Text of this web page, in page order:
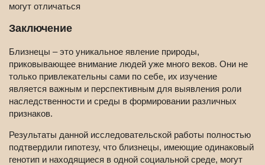
могут отличаться
Заключение
Близнецы – это уникальное явление природы,
приковывающее внимание людей уже много веков. Они не
только привлекательны сами по себе, их изучение
является важным и перспективным для выявления роли
наследственности и среды в формировании различных
признаков.
Результаты данной исследовательской работы полностью
подтвердили гипотезу, что близнецы, имеющие одинаковый
генотип и находящиеся в одной социальной среде, могут